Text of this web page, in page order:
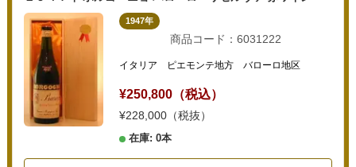
1947年
商品コード：6031222
イタリア ピエモンテ地方 バローロ地区
¥250,800（税込）
¥228,000（税抜）
在庫: 0本